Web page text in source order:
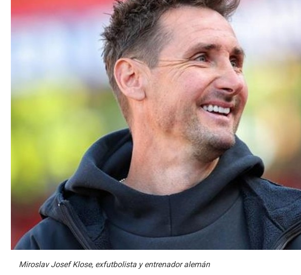
Miroslav Josef Klose, exfutbolista y entrenador alemán